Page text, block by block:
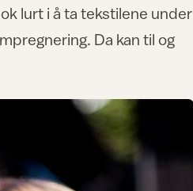
lurt i å ta tekstilene under
Da kan til og